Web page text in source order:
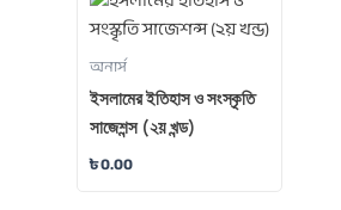
অনার্স
ইসলামের ইতিহাস ও সংস্কৃতি
সাজেশন্স (২য় খন্ড)
৳0.00